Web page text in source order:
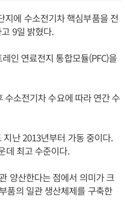
지에 수소전기차 핵심부품을 전
9일 밝혔다.
인 연료전지 통합모듈(PFC)을
수소전기차 수요에 따라 연간 수
난 2013년부터 가동 중이다.
데 최고 수준이다.
양산한다는 점에서 의미가 크
품의 일관 생산체제를 구축한